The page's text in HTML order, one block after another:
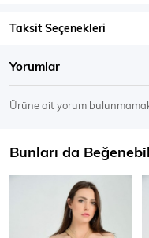
Taksit Seçenekleri
Yorumlar
Ürüne ait yorum
Bunları da